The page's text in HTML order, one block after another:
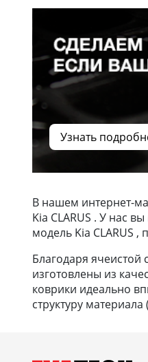
Узнать
В нашем интернет-
Kia CLARUS . У нас
модель Kia CLARUS
Благодаря ячеистой
изготовлены из
коврики идеально
структуру